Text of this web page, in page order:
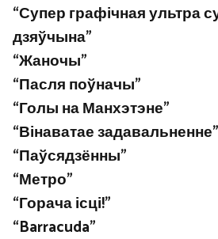
“Супер графічная ультра
дзяўчына”
“Жаночы”
“Пасля поўначы”
“Голы на Манхэтэне”
“Вінаватае задавальненне”
“Паўсядзённы”
“Метро”
“Горача ісці!”
“Barracuda”